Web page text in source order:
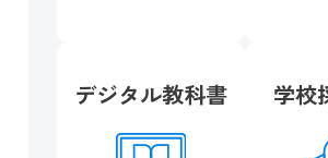
デジタル教科書 学校